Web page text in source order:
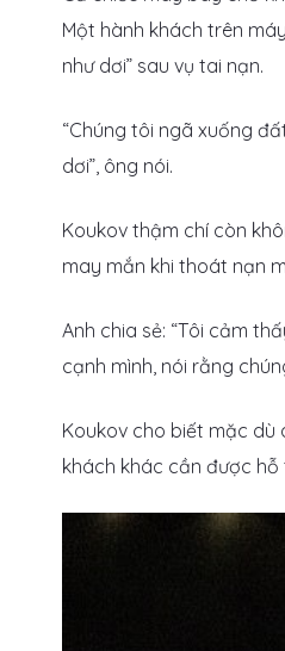
Một hành khách trên
như dơi” sau vụ tai nạn.
“Chúng tôi ngã xuống
dơi”, ông nói.
Koukov thậm chí còn
may mắn khi thoát nạn
Anh chia sẻ: “Tôi cảm
cạnh mình, nói rằng
Koukov cho biết mặc
khách khác cần được hỗ